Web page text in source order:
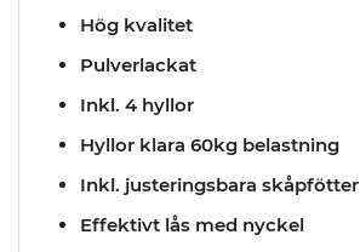
Hög kvalitet
Pulverlackat
Inkl. 4 hyllor
Hyllor klara 60kg belastning
Inkl. justeringsbara skåpfötter
Effektivt lås med nyckel